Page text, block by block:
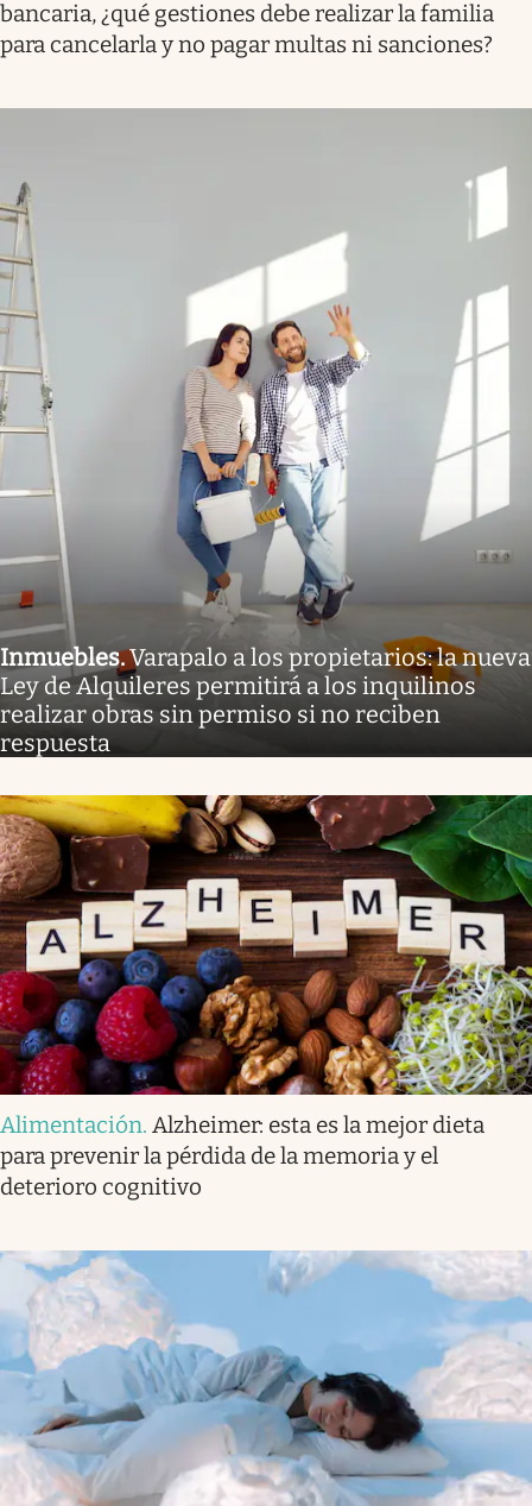
bancaria, ¿qué gestiones debe realizar la familia
para cancelarla y no pagar multas ni sanciones?
Inmuebles.Varapalo a los propietarios: la nueva
Ley de Alquileres permitirá a los inquilinos
realizar obras sin permiso si no reciben
respuesta
Alimentación. Alzheimer: esta es la mejor dieta
para prevenir la pérdida de la memoria y el
deterioro cognitivo